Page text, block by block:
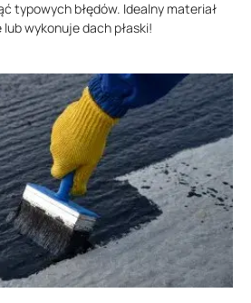
typowych błędów. Idealny materiał
wykonuje dach płaski!